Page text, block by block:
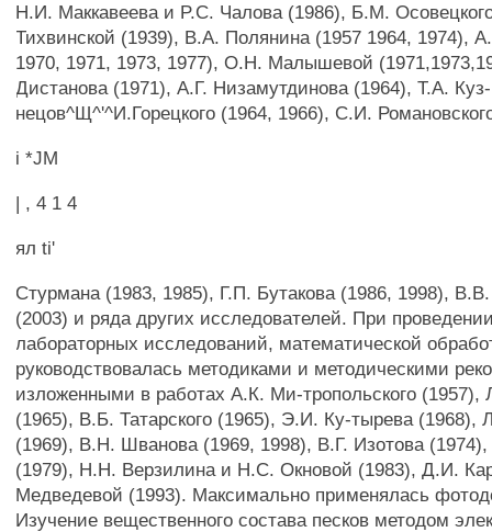
Н.И. Маккавеева и P.C. Чалова (1986), Б.М.
Тихвинской (1939), В.А. Полянина (1957 1964, 1974),
1970, 1971, 1973, 1977), О.Н. Малышевой
Дистанова (1971), А.Г. Низамутдинова (1964), Т.А. Куз-
нецов^Щ^'^И.Горецкого (1964, 1966), С.И.
i *JM
| , 4 1 4
ял ti'
Стурмана (1983, 1985), Г.П. Бутакова (1986, 1998),
(2003) и ряда других исследователей. При
лабораторных исследований, математической
руководствовалась методиками и методическими
изложенными в работах А.К. Ми-тропольского (1957),
(1965), В.Б. Татарского (1965), Э.И. Ку-тырева (1968),
(1969), В.Н. Шванова (1969, 1998), В.Г. Изотова
(1979), H.H. Верзилина и Н.С. Окновой (1983), Д.И.
Медведевой (1993). Максимально применялась
Изучение вещественного состава песков методом